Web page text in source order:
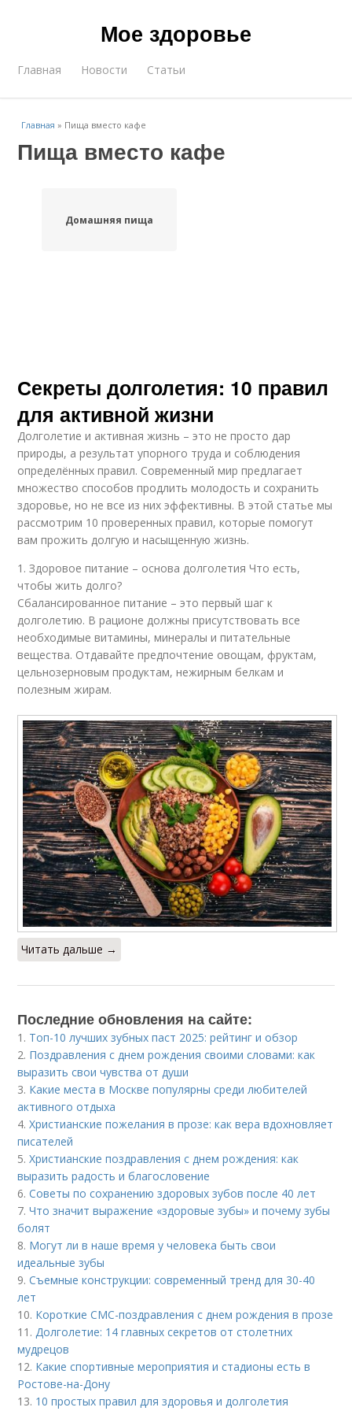
Мое здоровье
Главная Новости Статьи
Главная » Пища вместо кафе
Пища вместо кафе
Домашняя пища
Секреты долголетия: 10 правил
для активной жизни
Долголетие и активная жизнь – это не просто дар
природы, а результат упорного труда и соблюдения
определённых правил. Современный мир предлагает
множество способов продлить молодость и сохранить
здоровье, но не все из них эффективны. В этой статье мы
рассмотрим 10 проверенных правил, которые помогут
вам прожить долгую и насыщенную жизнь.
1. Здоровое питание – основа долголетия Что есть,
чтобы жить долго?
Сбалансированное питание – это первый шаг к
долголетию. В рационе должны присутствовать все
необходимые витамины, минералы и питательные
вещества. Отдавайте предпочтение овощам, фруктам,
цельнозерновым продуктам, нежирным белкам и
полезным жирам.
Читать дальше →
Последние обновления на сайте:
1. Топ-10 лучших зубных паст 2025: рейтинг и обзор
2. Поздравления с днем рождения своими словами: как
выразить свои чувства от души
3. Какие места в Москве популярны среди любителей
активного отдыха
4.Христианские пожелания в прозе: как вера вдохновляет
писателей
5.Христианские поздравления с днем рождения: как
выразить радость и благословение
6.Советы по сохранению здоровых зубов после 40 лет
7.Что значит выражение «здоровые зубы» и почему зубы
болят
8. Могут ли в наше время у человека быть свои
идеальные зубы
9.Съемные конструкции: современный тренд для 30-40
лет
10. Короткие СМС-поздравления с днем рождения в прозе
11.Долголетие: 14 главных секретов от столетних
мудрецов
12. Какие спортивные мероприятия и стадионы есть в
Ростове-на-Дону
13. 10 простых правил для здоровья и долголетия